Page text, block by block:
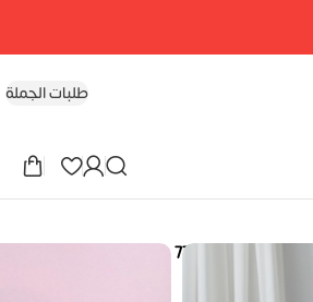
طلبات الجملة